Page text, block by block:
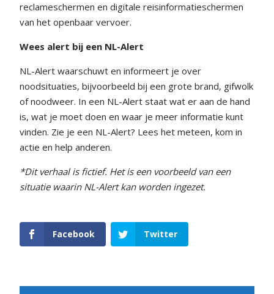
reclameschermen en digitale reisinformatieschermen
van het openbaar vervoer.
Wees alert bij een NL-Alert
NL-Alert waarschuwt en informeert je over
noodsituaties, bijvoorbeeld bij een grote brand, gifwolk
of noodweer. In een NL-Alert staat wat er aan de hand
is, wat je moet doen en waar je meer informatie kunt
vinden. Zie je een NL-Alert? Lees het meteen, kom in
actie en help anderen.
*Dit verhaal is fictief. Het is een voorbeeld van een
situatie waarin NL-Alert kan worden ingezet.
Facebook Twitter